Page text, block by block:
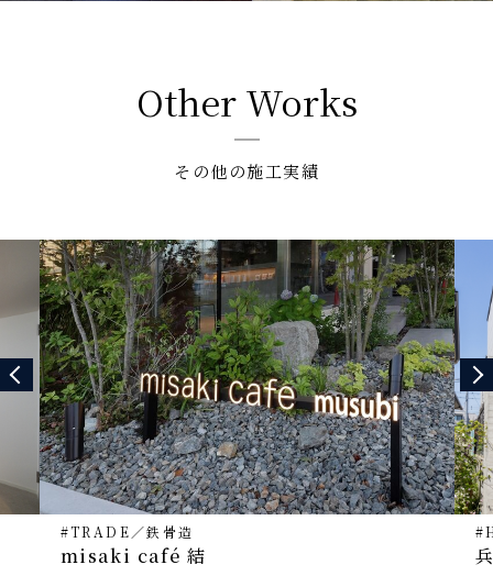
Other Works
その他の施工実績
#TRADE ／鉄骨造
misaki café 結